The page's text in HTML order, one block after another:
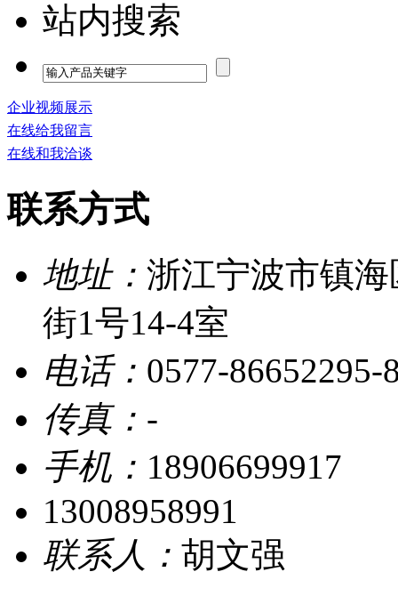
站内搜索
企业视频展示
在线给我留言
在线和我洽谈
联系方式
地址： 浙江宁波市镇
街1号14-4室
电话： 0577-86652295-
传真： -
手机： 18906699917
13008958991
联系人： 胡文强